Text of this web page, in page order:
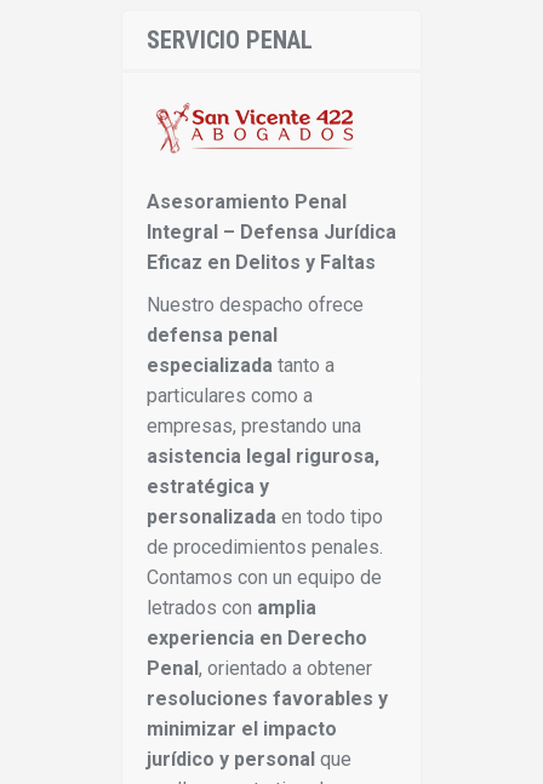
SERVICIO PENAL
Asesoramiento Penal
Integral – Defensa Jurídica
Eficaz en Delitos y Faltas
Nuestro despacho ofrece
defensa penal
especializada tanto a
particulares como a
empresas, prestando una
asistencia legal rigurosa,
estratégica y
personalizada en todo tipo
de procedimientos penales.
Contamos con un equipo de
letrados con amplia
experiencia en Derecho
Penal, orientado a obtener
resoluciones favorables y
minimizar el impacto
jurídico y personal que